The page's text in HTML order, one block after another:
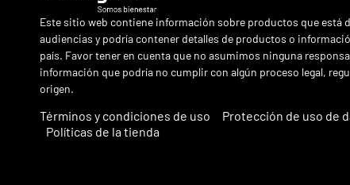
Este sitio web contiene información sobre productos que está
audiencias y podría contener detalles de productos o
país. Favor tener en cuenta que no asumimos ninguna
información que podría no cumplir con algún proceso legal,
origen.
Términos y condiciones de uso
Protección de uso de
Políticas de la tienda